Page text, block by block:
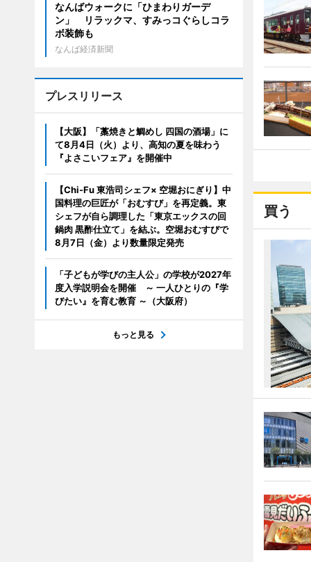
買う
なんばウォークに「ひまわりガーデ
ン」 リラックマ、すみっコぐらしコラ
ボ装飾も
なんば経済新聞
プレスリリース
【大阪】「藁焼きと鯛めし 四国の酒場」に
て8月4日（火）より、高知の夏を味わう
『よさこいフェア』を開催中
【Chi-Fu 東浩司シェフ× 空堀おにぎり】中
国料理の巨匠が「おむすび」を再定義。東
シェフが自ら調理した「東京エックスの回
鍋肉 黒酢仕立て」を結ぶ。空堀おむすびで
8月7日（金）より数量限定発売
「子どもが学びの主人公」の学校が2027年
度入学説明会を開催 ～ 一人ひとりの『学
びたい』を育む教育 ～（大阪府）
もっと見る